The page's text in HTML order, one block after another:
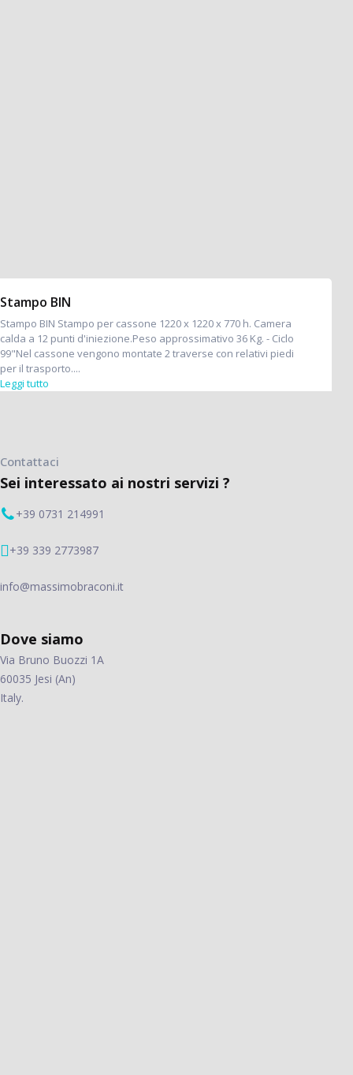
Stampo BIN
Stampo BIN Stampo per cassone 1220 x 1220 x 770 h. Camera
calda a 12 punti d'iniezione.Peso approssimativo 36 Kg. - Ciclo
99"Nel cassone vengono montate 2 traverse con relativi piedi
per il trasporto....
Leggi tutto
Contattaci
Sei interessato ai nostri servizi ?
+39 0731 214991
+39 339 2773987
info@massimobraconi.it
Dove siamo
Via Bruno Buozzi 1A
60035 Jesi (An)
Italy.